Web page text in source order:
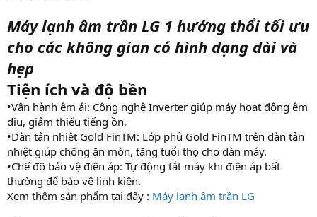
Máy lạnh âm trần LG 1 hướng thổi tối ưu
cho các không gian có hình dạng dài và
hẹp
Tiện ích và độ bền
•Vận hành êm ái: Công nghệ Inverter giúp máy hoạt động êm
dịu, giảm thiểu tiếng ồn.
•Dàn tản nhiệt Gold FinTM: Lớp phủ Gold FinTM trên dàn tản
nhiệt giúp chống ăn mòn, tăng tuổi thọ cho dàn máy.
•Chế độ bảo vệ điện áp: Tự động tắt máy khi điện áp bất
thường để bảo vệ linh kiện.
Xem thêm sản phẩm tại đây : Máy lạnh âm trần LG